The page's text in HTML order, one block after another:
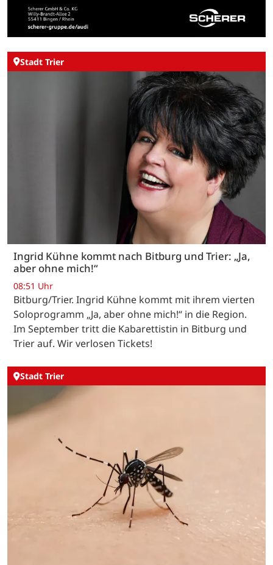
Stadt Trier
Ingrid Kühne kommt nach Bitburg und Trier: „Ja,
aber ohne mich!“
08:51 Uhr
Bitburg/Trier. Ingrid Kühne kommt mit ihrem vierten
Soloprogramm „Ja, aber ohne mich!“ in die Region.
Im September tritt die Kabarettistin in Bitburg und
Trier auf. Wir verlosen Tickets!
Stadt Trier